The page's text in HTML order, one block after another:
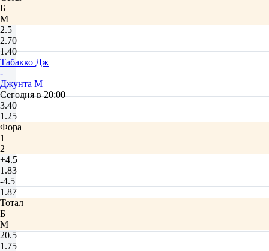
Б
М
2.5
2.70
1.40
Табакко Дж
-
Джунта М
Сегодня в 20:00
3.40
1.25
Фора
1
2
+4.5
1.83
-4.5
1.87
Тотал
Б
М
20.5
1.75